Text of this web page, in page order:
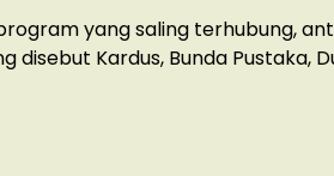
yang saling terhubung,
Kardus, Bunda Pustaka,